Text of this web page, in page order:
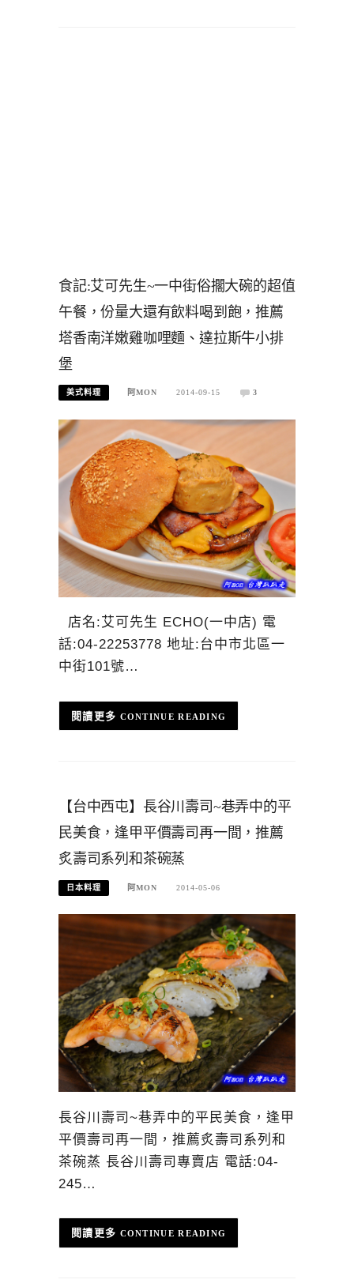
食記:艾可先生~一中街俗擱大碗的超值
午餐，份量大還有飲料喝到飽，推薦
塔香南洋嫩雞咖哩麵、達拉斯牛小排
堡
美式料理 阿MON 2014-09-15 3
店名:艾可先生 ECHO(一中店) 電
話:04-22253778 地址:台中市北區一
中街101號…
CONTINUE READING
【台中西屯】長谷川壽司~巷弄中的平
民美食，逢甲平價壽司再一間，推薦
炙壽司系列和茶碗蒸
日本料理 阿MON 2014-05-06
長谷川壽司~巷弄中的平民美食，逢甲
平價壽司再一間，推薦炙壽司系列和
茶碗蒸 長谷川壽司專賣店 電話:04-
245…
CONTINUE READING